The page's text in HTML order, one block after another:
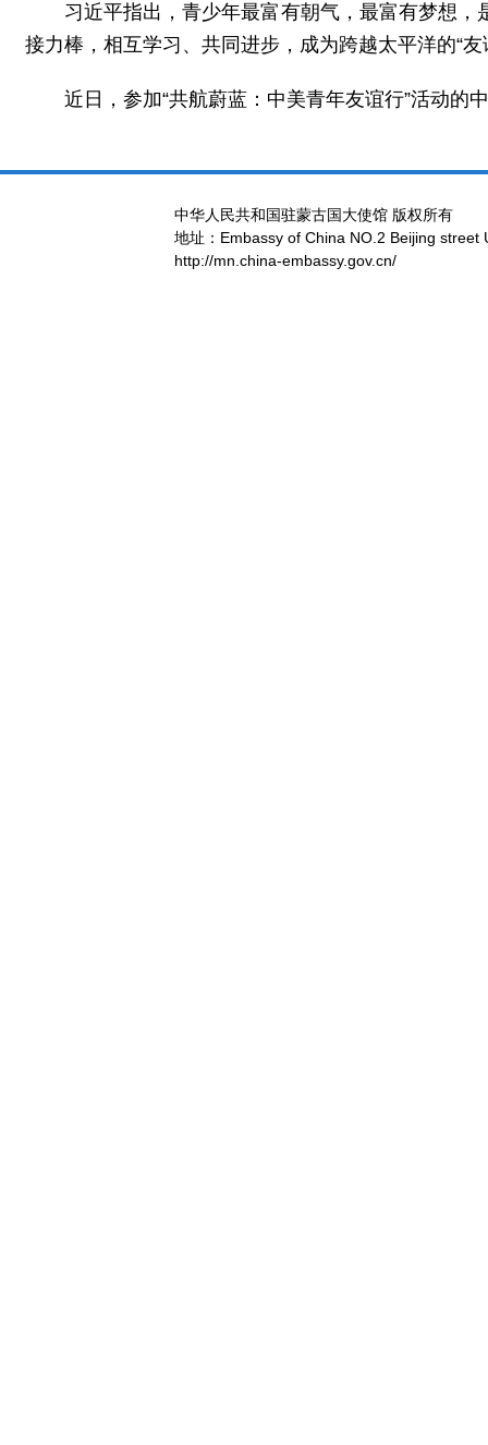
习近平指出，青少年最富有朝气，最富有梦想
接力棒，相互学习、共同进步，成为跨越太平洋的“
近日，参加“共航蔚蓝：中美青年友谊行”活动的
中华人民共和国驻蒙古国大使馆 版权所有
地址：Embassy of China NO.2 Beijing street
http://mn.china-embassy.gov.cn/